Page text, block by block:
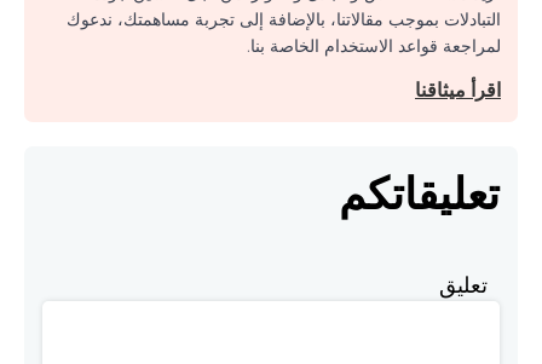
التبادلات بموجب مقالاتنا، بالإضافة إلى تجربة مساهمتك، ندعوك
لمراجعة قواعد الاستخدام الخاصة بنا.
اقرأ ميثاقنا
تعليقاتكم
تعليق